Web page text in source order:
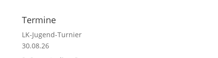
Termine
LK-Jugend-Turnier
30.08.26